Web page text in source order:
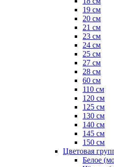
19 см
20 см
21 см
23 см
24 см
25 см
27 см
28 см
60 см
110 см
120 см
125 см
130 см
140 см
145 см
150 см
Цветовая
Белое